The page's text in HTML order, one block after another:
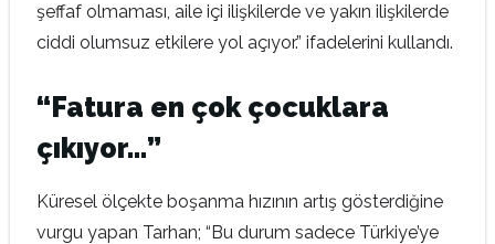
şeffaf olmaması, aile içi ilişkilerde ve yakın ilişkilerde
ciddi olumsuz etkilere yol açıyor.” ifadelerini kullandı.
“Fatura en çok çocuklara
çıkıyor…”
Küresel ölçekte boşanma hızının artış gösterdiğine
vurgu yapan Tarhan; “Bu durum sadece Türkiye’ye